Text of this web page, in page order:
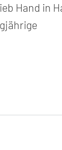
Hand in